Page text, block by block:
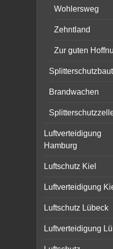
Wohlersweg
Zehntland
Zur guten
Brandwachen
Luftverteidigung
Hamburg
Luftschutz Kiel
Luftverteidigung
Luftschutz Lübeck
Luftverteidigung